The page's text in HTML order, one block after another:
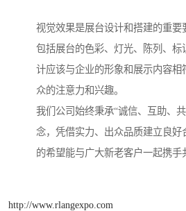
视觉效果是展台设计和搭建的重要
包括展台的色彩、灯光、陈列、标
计应该与企业的形象和展示内容相
众的注意力和兴趣。
我们公司始终秉承“诚信、互助、
念，凭借实力、出众品质建立良好
的希望能与广大新老客户一起携手
http://www.rlangexpo.com